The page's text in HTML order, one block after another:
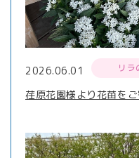
2026.06.01 リラ
荏原花園様より花苗を